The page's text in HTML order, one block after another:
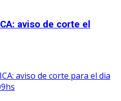
aviso de corte el